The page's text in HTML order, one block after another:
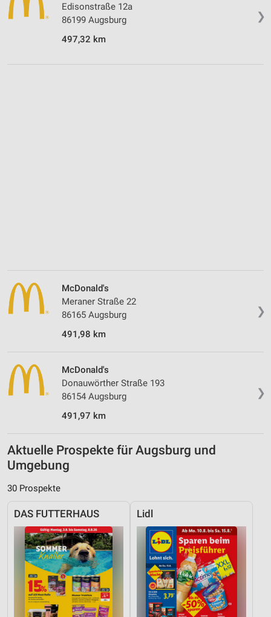
❯
Edisonstraße 12a
86199 Augsburg
497,32 km
❯
McDonald's
Meraner Straße 22
86165 Augsburg
491,98 km
❯
McDonald's
Donauwörther Straße 193
86154 Augsburg
491,97 km
Aktuelle Prospekte für Augsburg und
Umgebung
30 Prospekte
DAS FUTTERHAUS Lidl